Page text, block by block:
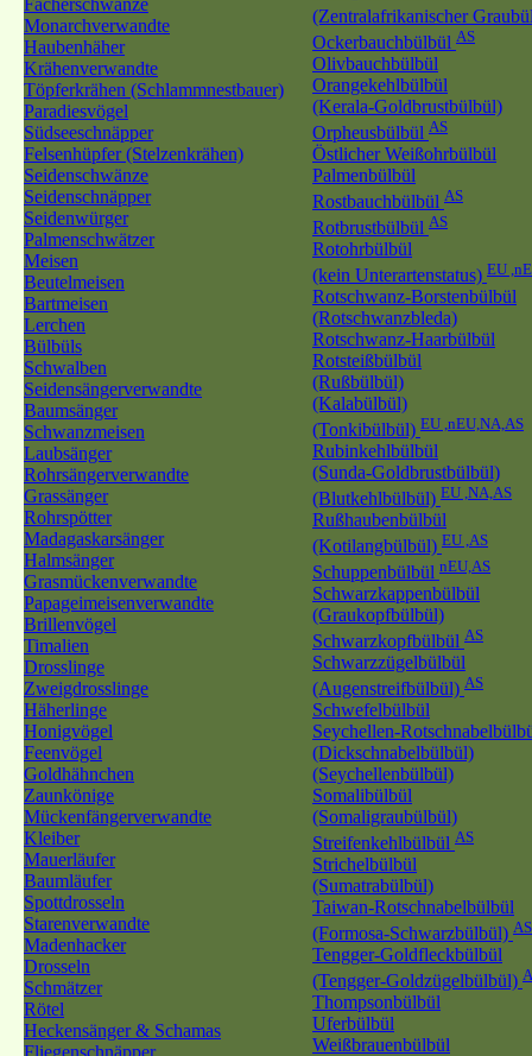
Fächerschwänze
Monarchverwandte
Haubenhäher
Krähenverwandte
Töpferkrähen (Schlammnestbauer)
Paradiesvögel
Südseeschnäpper
Felsenhüpfer (Stelzenkrähen)
Seidenschwänze
Seidenschnäpper
Seidenwürger
Palmenschwätzer
Meisen
Beutelmeisen
Bartmeisen
Lerchen
Bülbüls
Schwalben
Seidensängerverwandte
Baumsänger
Schwanzmeisen
Laubsänger
Rohrsängerverwandte
Grassänger
Rohrspötter
Madagaskarsänger
Halmsänger
Grasmückenverwandte
Papageimeisenverwandte
Brillenvögel
Timalien
Drosslinge
Zweigdrosslinge
Häherlinge
Honigvögel
Feenvögel
Goldhähnchen
Zaunkönige
Mückenfängerverwandte
Kleiber
Mauerläufer
Baumläufer
Spottdrosseln
Starenverwandte
Madenhacker
Drosseln
Schmätzer
Rötel
Heckensänger & Schamas
Fliegenschnäpper
(Zentralafrikanischer
Ockerbauchbülbül AS
Olivbauchbülbül
Orangekehlbülbül
(Kerala-Goldbrustbülbül)
Orpheusbülbül AS
Östlicher Weißohrbülbül
Palmenbülbül
Rostbauchbülbül AS
Rotbrustbülbül AS
Rotohrbülbül
(kein Unterartenstatus) EU
Rotschwanz-Borstenbülbül
(Rotschwanzbleda)
Rotschwanz-Haarbülbül
Rotsteißbülbül
(Rußbülbül)
(Kalabülbül)
(Tonkibülbül) EU ,nEU,NA,AS
Rubinkehlbülbül
(Sunda-Goldbrustbülbül)
(Blutkehlbülbül) EU ,NA,AS
Rußhaubenbülbül
(Kotilangbülbül) EU ,AS
Schuppenbülbül nEU,AS
Schwarzkappenbülbül
(Graukopfbülbül)
Schwarzkopfbülbül AS
Schwarzzügelbülbül
(Augenstreifbülbül) AS
Schwefelbülbül
Seychellen-
(Dickschnabelbülbül)
(Seychellenbülbül)
Somalibülbül
(Somaligraubülbül)
Streifenkehlbülbül AS
Strichelbülbül
(Sumatrabülbül)
Taiwan-Rotschnabelbülbül
(Formosa-Schwarzbülbül) AS
Tengger-Goldfleckbülbül
(Tengger-Goldzügelbülbül)
Thompsonbülbül
Uferbülbül
Weißbrauenbülbül